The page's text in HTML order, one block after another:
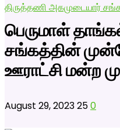
திருத்தணி அகமுடையார்
பெருமாள்
சங்கத்தின்
ஊராட்சி மன்ற
August 29, 2023250